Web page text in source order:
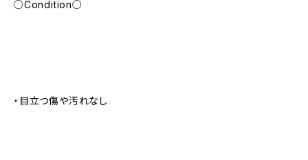
○Condition○
・目立つ傷や汚れなし